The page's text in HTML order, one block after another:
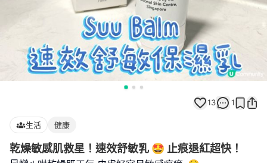
13 1
生活 健康
乾燥敏感肌救星！速效舒敏乳 🤩 止痕退紅超快！